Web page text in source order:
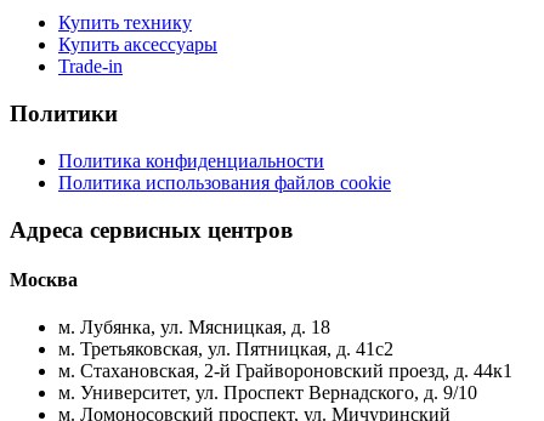
Купить технику
Купить аксессуары
Trade-in
Политики
Политика конфиденциальности
Политика использования файлов cookie
Адреса сервисных центров
Москва
м. Лубянка, ул. Мясницкая, д. 18
м. Третьяковская, ул. Пятницкая, д. 41с2
м. Стахановская, 2-й Грайвороновский проезд, д. 44к1
м. Университет, ул. Проспект Вернадского, д. 9/10
м. Ломоносовский проспект, ул. Мичуринский